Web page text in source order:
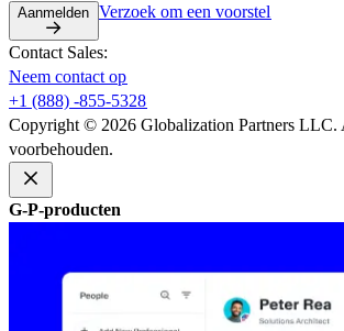
Aanmelden​​ Verzoek om een voorstel​​
Contact Sales:​​
Neem contact op​​
+1 (888) -855-5328​​
Copyright © 2026 Globalization Partners LLC.
voorbehouden.​​
G-P-producten​​